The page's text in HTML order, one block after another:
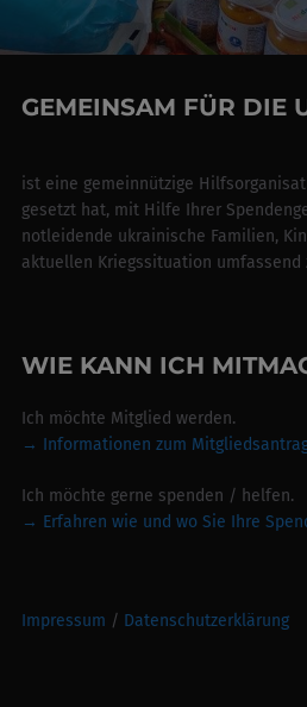
GEMEINSAM FÜR DIE
ist eine gemeinnützige
gesetzt hat, mit Hilfe Ihrer
notleidende ukrainische Familien,
aktuellen Kriegssituation umfassend
WIE KANN ICH
Ich möchte Mitglied werden.
→ Informationen zum
Ich möchte gerne spenden / helfen.
→ Erfahren wie und wo Sie Ihre
Impressum / Datenschutzerklärung